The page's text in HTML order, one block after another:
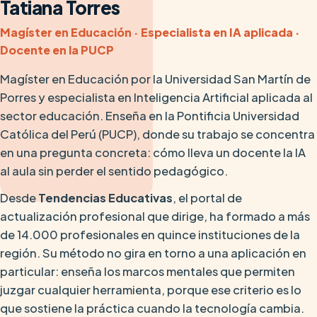
Tatiana Torres
Magíster en Educación · Especialista en IA aplicada ·
Docente en la PUCP
Magíster en Educación por la Universidad San Martín de
Porres y especialista en Inteligencia Artificial aplicada al
sector educación. Enseña en la Pontificia Universidad
Católica del Perú (PUCP), donde su trabajo se concentra
en una pregunta concreta: cómo lleva un docente la IA
al aula sin perder el sentido pedagógico.
DesdeTendencias Educativas, el portal de
actualización profesional que dirige, ha formado a más
de 14.000 profesionales en quince instituciones de la
región. Su método no gira en torno a una aplicación en
particular: enseña los marcos mentales que permiten
juzgar cualquier herramienta, porque ese criterio es lo
que sostiene la práctica cuando la tecnología cambia.